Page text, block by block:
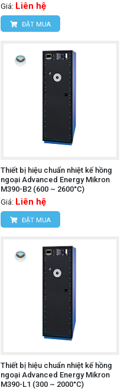
Giá: Liên hệ
ĐẶT MUA
Thiết bị hiệu chuẩn nhiệt kế hồng
ngoại Advanced Energy Mikron
M390-B2 (600 ~ 2600°C)
Giá: Liên hệ
ĐẶT MUA
Thiết bị hiệu chuẩn nhiệt kế hồng
ngoại Advanced Energy Mikron
M390-L1 (300 ~ 2000°C)